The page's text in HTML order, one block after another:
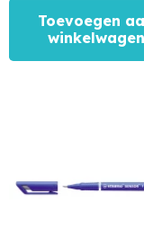
Toevoegen
winkelwagen